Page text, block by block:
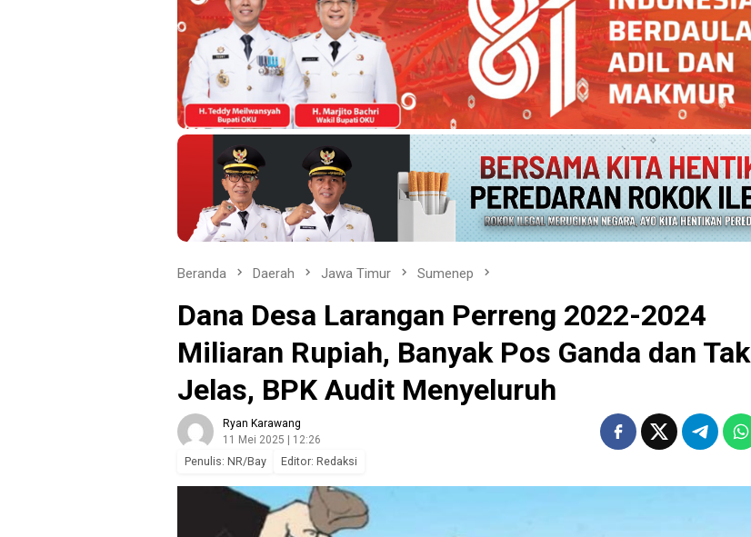
Beranda Daerah Jawa Timur Sumenep
Dana Desa Larangan Perreng 2022-2024
Miliaran Rupiah, Banyak Pos Ganda dan Tak
Jelas, BPK Audit Menyeluruh
Ryan Karawang
11 Mei 2025 | 12:26
Penulis: NR/Bay Editor: Redaksi